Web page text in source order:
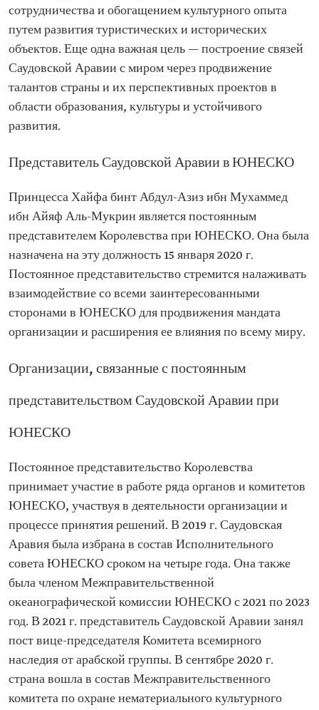
сотрудничества и обогащением культурного опыта
путем развития туристических и исторических
объектов. Еще одна важная цель — построение связей
Саудовской Аравии с миром через продвижение
талантов страны и их перспективных проектов в
области образования, культуры и устойчивого
развития.
Представитель Саудовской Аравии в ЮНЕСКО
Принцесса Хайфа бинт Абдул-Азиз ибн Мухаммед
ибн Айяф Аль-Мукрин является постоянным
представителем Королевства при ЮНЕСКО. Она была
назначена на эту должность 15 января 2020 г.
Постоянное представительство стремится налаживать
взаимодействие со всеми заинтересованными
сторонами в ЮНЕСКО для продвижения мандата
организации и расширения ее влияния по всему миру.
Организации, связанные с постоянным
представительством Саудовской Аравии при
ЮНЕСКО
Постоянное представительство Королевства
принимает участие в работе ряда органов и комитетов
ЮНЕСКО, участвуя в деятельности организации и
процессе принятия решений. В 2019 г. Саудовская
Аравия была избрана в состав Исполнительного
совета ЮНЕСКО сроком на четыре года. Она также
была членом Межправительственной
океанографической комиссии ЮНЕСКО с 2021 по 2023
год. В 2021 г. представитель Саудовской Аравии занял
пост вице-председателя Комитета всемирного
наследия от арабской группы. В сентябре 2020 г.
страна вошла в состав Межправительственного
комитета по охране нематериального культурного